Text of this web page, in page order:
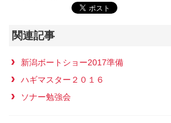
関連記事
新潟ボートショー2017準備
ハギマスター２０１６
ソナー勉強会